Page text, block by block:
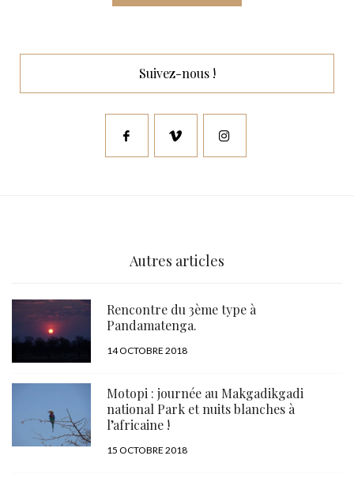
Suivez-nous !
Autres articles
Rencontre du 3ème type à
Pandamatenga.
PUBLIÉ
14 OCTOBRE 2018
Motopi : journée au Makgadikgadi
national Park et nuits blanches à
l’africaine !
PUBLIÉ
15 OCTOBRE 2018